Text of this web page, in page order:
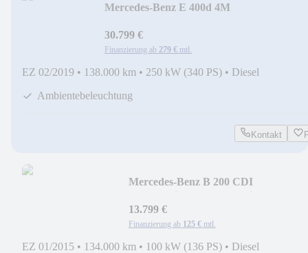
Mercedes-Benz E 400d 4M
30.799 €
Finanzierung ab 279 € mtl.
EZ 02/2019 • 138.000 km • 250 kW (340 PS) • Diesel
Ambientebeleuchtung
Kontakt
Mercedes-Benz B 200 CDI
Xenon*Navi*Klima
13.799 €
Finanzierung ab 125 € mtl.
EZ 01/2015 • 134.000 km • 100 kW (136 PS) • Diesel